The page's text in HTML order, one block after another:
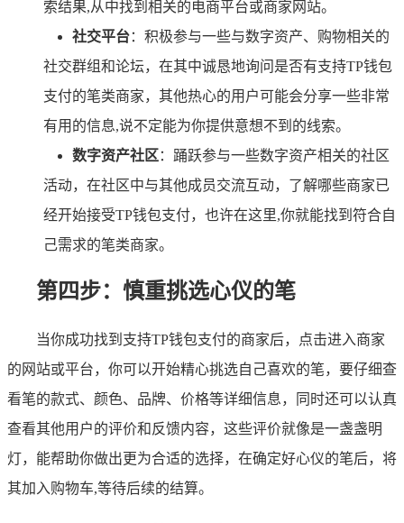
索结果,从中找到相关的电商平台或商家网站。
社交平台：积极参与一些与数字资产、购物相关的
社交群组和论坛，在其中诚恳地询问是否有支持TP钱包
支付的笔类商家，其他热心的用户可能会分享一些非常
有用的信息,说不定能为你提供意想不到的线索。
数字资产社区 ：踊跃参与一些数字资产相关的社区
活动，在社区中与其他成员交流互动，了解哪些商家已
经开始接受TP钱包支付，也许在这里,你就能找到符合自
己需求的笔类商家。
第四步：慎重挑选心仪的笔
当你成功找到支持TP钱包支付的商家后，点击进入商家
的网站或平台，你可以开始精心挑选自己喜欢的笔，要仔细查
看笔的款式、颜色、品牌、价格等详细信息，同时还可以认真
查看其他用户的评价和反馈内容，这些评价就像是一盏盏明
灯，能帮助你做出更为合适的选择，在确定好心仪的笔后，将
其加入购物车,等待后续的结算。